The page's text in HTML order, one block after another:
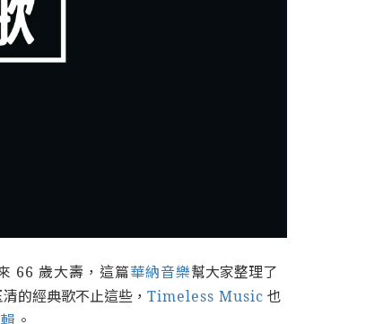
66 歲大壽，這篇華納音樂幫大家整理了
的經典歌不止這些， Timeless Music 也